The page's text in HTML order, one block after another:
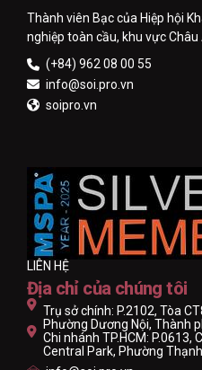
Thành viên Bạc của Hiệp hội
nghiệp toàn cầu, khu vực
(+84) 962 08 00 55
info@soi.pro.vn
soipro.vn
LIÊN HỆ
Địa chỉ của chúng tôi
Trụ sở chính: P.2102, Tòa
Phường Dương Nội, Thành
Chi nhánh TP.HCM: P.0613,
Central Park, Phường